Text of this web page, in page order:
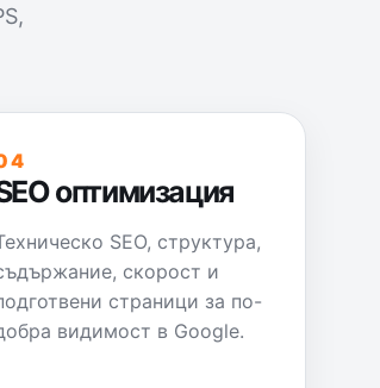
оптимизация
SEO, структура,
скорост и
страници за по-
видимост в Google.